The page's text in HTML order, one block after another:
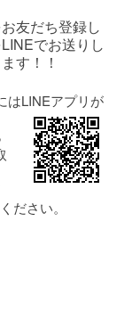
友だち登録し
でお送りし
す！！
はLINEアプリが
ださい。